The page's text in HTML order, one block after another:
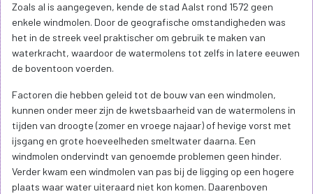
Zoals al is aangegeven, kende de stad Aalst rond 1572 geen
enkele windmolen. Door de geografische omstandigheden was
het in de streek veel praktischer om gebruik te maken van
waterkracht, waardoor de watermolens tot zelfs in latere eeuwen
de boventoon voerden.
Factoren die hebben geleid tot de bouw van een windmolen,
kunnen onder meer zijn de kwetsbaarheid van de watermolens in
tijden van droogte (zomer en vroege najaar) of hevige vorst met
ijsgang en grote hoeveelheden smeltwater daarna. Een
windmolen ondervindt van genoemde problemen geen hinder.
Verder kwam een windmolen van pas bij de ligging op een hogere
plaats waar water uiteraard niet kon komen. Daarenboven